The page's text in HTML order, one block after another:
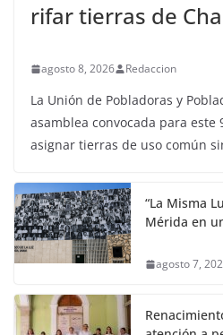
rifar tierras de
agosto 8, 2026 Redaccion
La Unión de Pobladoras y
asamblea convocada para este
asignar tierras de uso común
“La Misma
Mérida en
agosto 7,